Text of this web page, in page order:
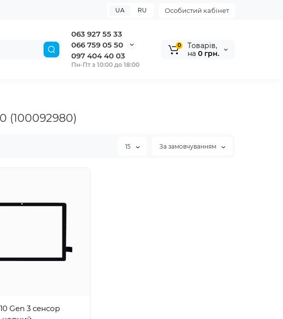
Особистий кабінет
UA RU
063 927 55 33
066 759 05 50
097 404 40 03
Пн-Пт з 10:00 до 18:00
0
Tоварів,
на 0 грн.
(100092980)
15 За замовчуванням
Gen 3 сенсор